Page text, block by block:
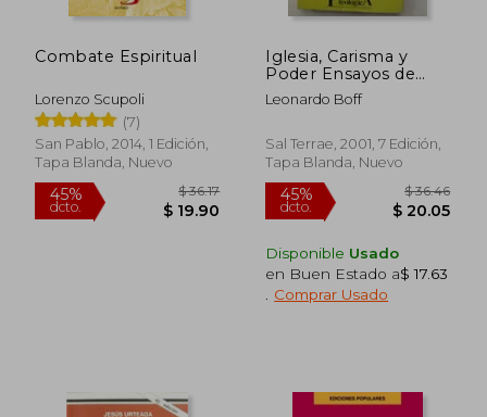
5% 45%
Combate Espiritual
Lorenzo Scupoli
(7)
San Pablo, 2014, 1 Edición,
Tapa Blanda, Nuevo
Iglesia, Carisma y
Poder Ensayos de
Eclesiologia Militante
Leonardo Boff
Sal Terrae, 2001, 7 Edición,
Tapa Blanda, Nuevo
Disponible Usado
en Buen Estado a$ 17.63
Comprar Usado